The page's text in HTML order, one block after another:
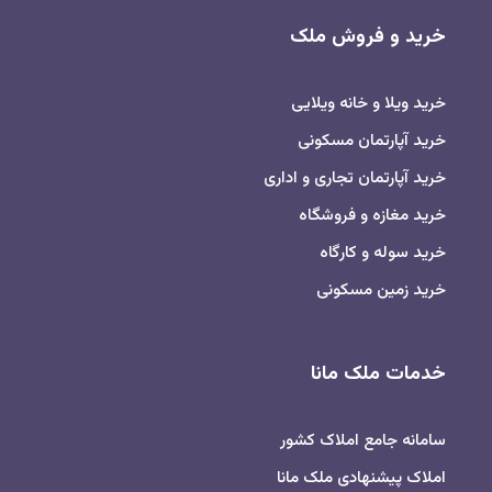
خرید و فروش ملک
خرید ویلا و خانه ویلایی
خرید آپارتمان مسکونی
خرید آپارتمان تجاری و اداری
خرید مغازه و فروشگاه
خرید سوله و کارگاه
خرید زمین مسکونی
خدمات ملک مانا
سامانه جامع املاک کشور
املاک پیشنهادی ملک مانا